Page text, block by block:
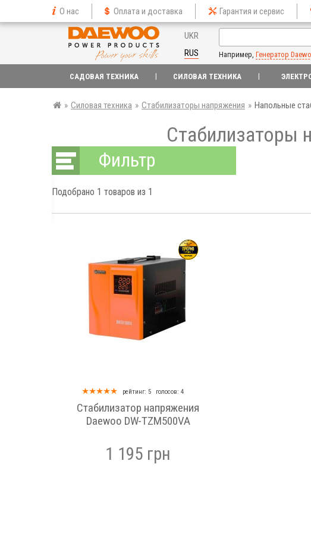
О нас Оплата и доставка Гарантия и сервис
UKR
RUS
Например, Генератор
САДОВАЯ ТЕХНИКА СИЛОВАЯ ТЕХНИКА
» Силовая техника » Стабилизаторы напряжения » Напольные
Стабилизаторы
Фильтр
Подобрано 1 товаров из 1
рейтинг: 5 голосов: 4
Стабилизатор напряжения
Daewoo DW-TZM500VA
1 195 грн